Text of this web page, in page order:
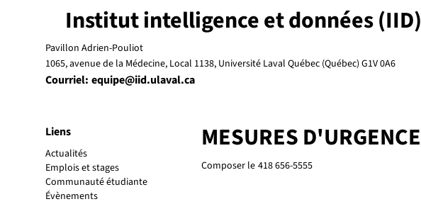
Liens
Actualités
Emplois et stages
Communauté étudiante
Évènements
MESURES D'URGENCE
Composer le 418 656-5555
Institut intelligence et données (IID)
Pavillon Adrien-Pouliot
1065, avenue de la Médecine, Local 1138, Université Laval Québec (Québec) G1V 0A6
Courriel: equipe@iid.ulaval.ca